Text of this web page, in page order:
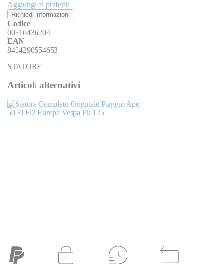
Aggiungi ai preferiti
Richiedi informazioni
Codice
00316436204
EAN
8434290554653
STATORE
Articoli alternativi